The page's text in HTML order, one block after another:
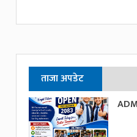
ताजा अपडेट